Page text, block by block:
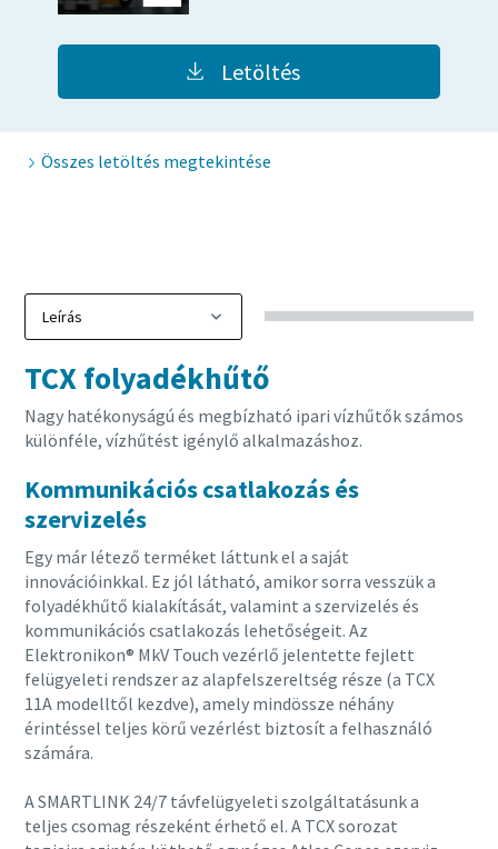
10 lépés a zöldebb és hatékonyabb gyártás
Részletek
Letöltés
Összes letöltés megtekintése
TCX folyadékhűtő
Nagy hatékonyságú és megbízható ipari vízhűtők számos
különféle, vízhűtést igénylő alkalmazáshoz.
Kommunikációs csatlakozás és
szervizelés
Egy már létező terméket láttunk el a saját
innovációinkkal. Ez jól látható, amikor sorra vesszük a
folyadékhűtő kialakítását, valamint a szervizelés és
kommunikációs csatlakozás lehetőségeit. Az
Elektronikon® MkV Touch vezérlő jelentette fejlett
felügyeleti rendszer az alapfelszereltség része (a TCX
11A modelltől kezdve), amely mindössze néhány
érintéssel teljes körű vezérlést biztosít a felhasználó
számára.
A SMARTLINK 24/7 távfelügyeleti szolgáltatásunk a
teljes csomag részeként érhető el. A TCX sorozat